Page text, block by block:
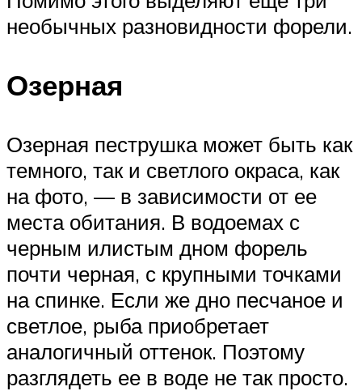
необычных разновидности форели.
Озерная
Озерная пеструшка может быть как
темного, так и светлого окраса, как
на фото, — в зависимости от ее
места обитания. В водоемах с
черным илистым дном форель
почти черная, с крупными точками
на спинке. Если же дно песчаное и
светлое, рыба приобретает
аналогичный оттенок. Поэтому
разглядеть ее в воде не так просто.